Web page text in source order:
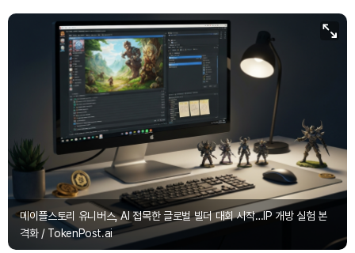
메이플스토리 유니버스, AI 접목한 글로벌 빌더 대회 시작…IP 개방 실험 본
격화 / TokenPost.ai